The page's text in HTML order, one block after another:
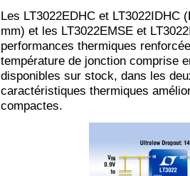
Les LT3022EDHC et LT3022IDHC
mm) et les LT3022EMSE et
performances thermiques
température de jonction comprise
disponibles sur stock, dans les
caractéristiques thermiques
compactes.